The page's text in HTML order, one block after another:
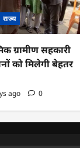
राज्य
ग्रामीण सहकारी
को मिलेगी बेहतर
ago 0